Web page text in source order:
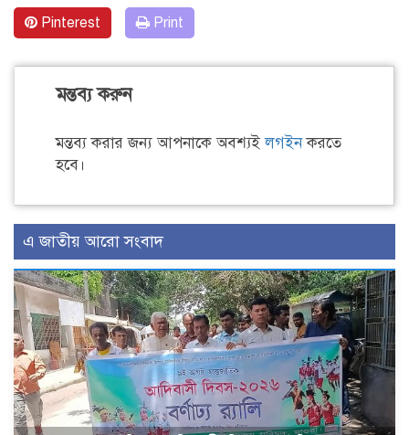
Pinterest Print
মন্তব্য করুন
মন্তব্য করার জন্য আপনাকে অবশ্যইলগইনকরতে
হবে।
এ জাতীয় আরো সংবাদ